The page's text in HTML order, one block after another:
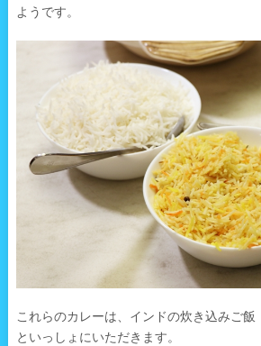
ようです。
これらのカレーは、インドの炊き込みご飯
といっしょにいただきます。